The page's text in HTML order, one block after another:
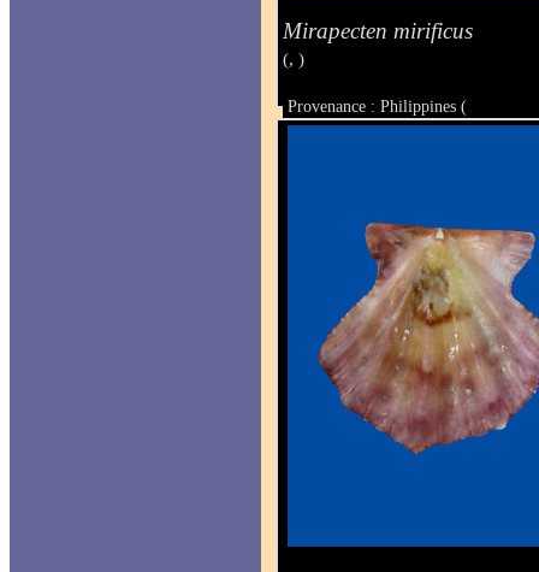
Mirapecten mirificus
(, )
Provenance : Philippines (
Taille : 25 x 26 mm